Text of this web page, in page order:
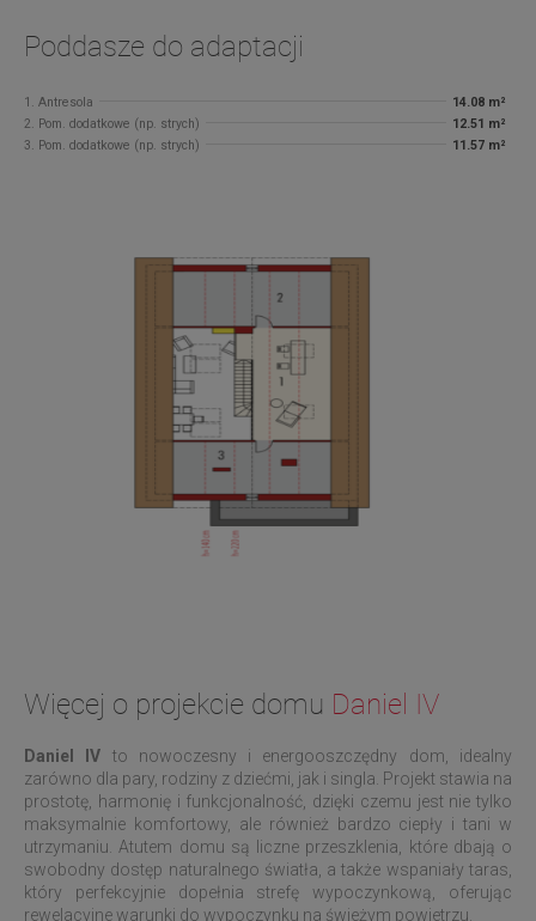
Poddasze do adaptacji
1. Antresola
14.08 m²
2. Pom. dodatkowe (np. strych)
12.51 m²
3. Pom. dodatkowe (np. strych)
11.57 m²
Więcej o projekcie domu Daniel IV
Daniel IV to nowoczesny i energooszczędny dom, idealny
zarówno dla pary, rodziny z dziećmi, jak i singla. Projekt stawia na
prostotę, harmonię i funkcjonalność, dzięki czemu jest nie tylko
maksymalnie komfortowy, ale również bardzo ciepły i tani w
utrzymaniu. Atutem domu są liczne przeszklenia, które dbają o
swobodny dostęp naturalnego światła, a także wspaniały taras,
który perfekcyjnie dopełnia strefę wypoczynkową, oferując
rewelacyjne warunki do wypoczynku na świeżym powietrzu.